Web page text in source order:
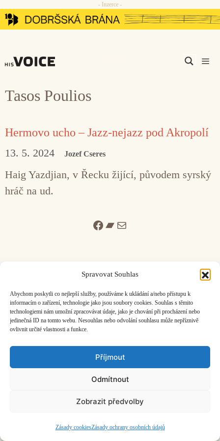
Spravovat Souhlas
Abychom poskytli co nejlepší služby, používáme k ukládání a/nebo přístupu k
informacím o zařízení, technologie jako jsou soubory cookies. Souhlas s těmito
technologiemi nám umožní zpracovávat údaje, jako je chování při procházení nebo
jedinečná ID na tomto webu. Nesouhlas nebo odvolání souhlasu může nepříznivě
ovlivnit určité vlastnosti a funkce.
Příjmout
Odmítnout
Zobrazit předvolby
Zásady cookiesZásady ochrany osobních údajů
Přeskočit
na
- Inzerce -
Tasos Poulios
Hermovo ucho – Jazz-nejazz pod Akropolí
13. 5. 2024 Jozef Cseres
Haig Yazdjian, v Řecku žijící, původem syrský
hráč na ud.
Facebook
Bandcamp
Mail
ČASOPIS O JINÉ HUDBĚ | vydáváHudební informační středisko
založeno 2001 | Kontaktujte nás:info@hisvoice.cz
©2026 HISvoice – design a adminAtelier Dokument